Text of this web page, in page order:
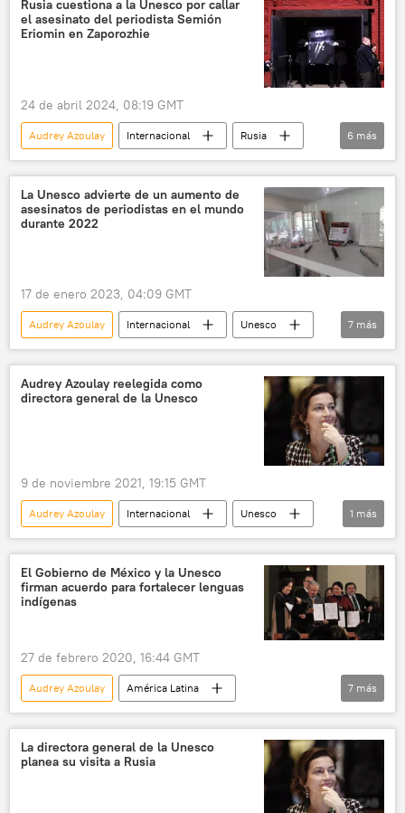
Rusia cuestiona a la Unesco por callar
el asesinato del periodista Semión
Eriomin en Zaporozhie
24 de abril 2024, 08:19 GMT
Audrey Azoulay Internacional
Rusia
📰 Operación rusa de desmilitarización y desnazificación de Ucrania
Ucrania
Unesco
periodistas
🛡️ Zonas de conflicto
🌍 Europa
6 más
La Unesco advierte de un aumento de
asesinatos de periodistas en el mundo
durante 2022
17 de enero 2023, 04:09 GMT
Audrey Azoulay Internacional
Unesco
periodistas
🌎 América
Caribe
México
ONU
Asesinato de periodistas en México
7 más
Audrey Azoulay reelegida como
directora general de la Unesco
9 de noviembre 2021, 19:15 GMT
Audrey Azoulay Internacional
Unesco
Francia
1 más
El Gobierno de México y la Unesco
firman acuerdo para fortalecer lenguas
indígenas
27 de febrero 2020, 16:44 GMT
Audrey Azoulay
América Latina
Internacional
indígenas
lenguas indígenas
México
Andrés Manuel López Obrador
7 más
La directora general de la Unesco
planea su visita a Rusia